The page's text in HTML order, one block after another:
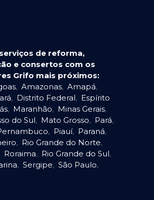
de reforma,
e consertos com os
Grifo mais próximos:
, Amazonas, Amapá,
, Distrito Federal, Espírito
, Maranhão, Minas Gerais,
do Sul, Mato Grosso, Pará,
, Piauí, Paraná,
, Rio Grande do Norte,
Roraima, Rio Grande do Sul,
, Sergipe, São Paulo,